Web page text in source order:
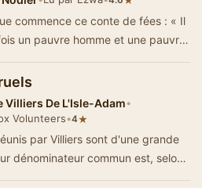
commence ce conte de fées : « Il
un pauvre homme et une pauvre
Villiers De L'Isle-Adam•
Volunteers•4★
par Villiers sont d'une grande
dénominateur commun est, selon